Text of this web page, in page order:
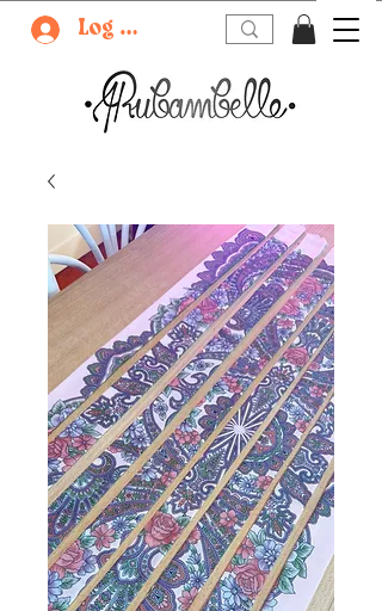
Log In